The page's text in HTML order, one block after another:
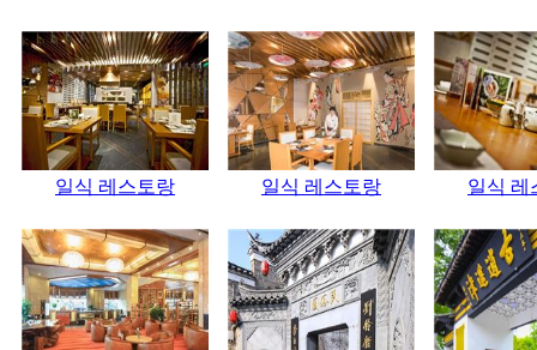
일식 레스토랑 일식 레스토랑 일식 레